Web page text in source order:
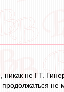
никак не ГТ.
не